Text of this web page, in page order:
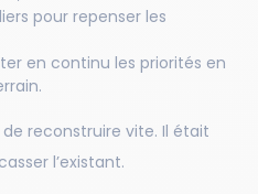
pour repenser les
en continu les priorités en
reconstruire vite. Il était
l’existant.